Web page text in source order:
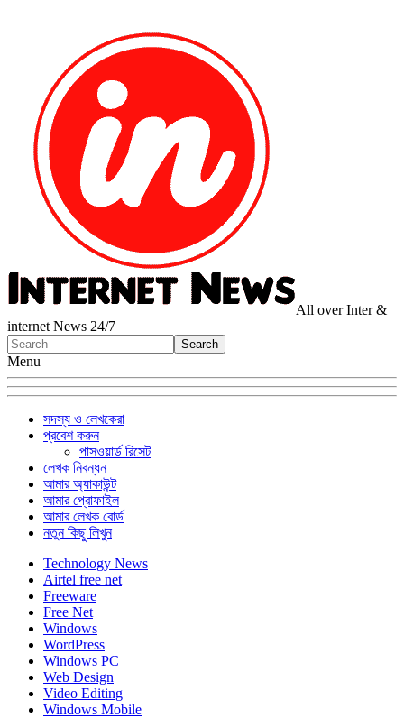
All over Inter &
internet News 24/7
Menu
সদস্য ও লেখকেরা
প্রবেশ করুন
পাসওয়ার্ড রিসেট
লেখক নিবন্ধন
আমার অ্যাকাউন্ট
আমার প্রোফাইল
আমার লেখক বোর্ড
নতুন কিছু লিখুন
Technology News
Airtel free net
Freeware
Free Net
Windows
WordPress
Windows PC
Web Design
Video Editing
Windows Mobile